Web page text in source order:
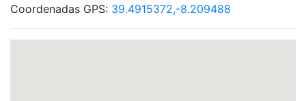
Coordenadas GPS: 39.4915372,-8.209488